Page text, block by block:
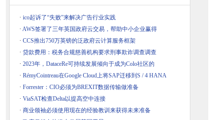
· ico起诉了“失败”来解决广告行业实践
· AWS签署了三年英国政府云交易，帮助中小企业赢得
· CCS推出750万英镑的泛政府云计算服务框架
· 贷款费用：税务合规慈善机构要求刑事欺诈调查调查
· 2023年，DataceRe可持续发展倾向于成为Colo社区的
· RémyCointreau在Google Cloud上将SAP迁移到S / 4 HANA
· Forrester：CIO必须为BREXIT数据传输做准备
· ViaSAT检查Delta以提高空中连接
· 商业领袖必须使用现在的经验教训来获得未来准备